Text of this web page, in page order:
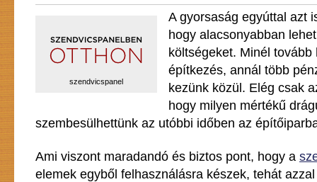
szendvicspanel
A gyorsaság egyúttal azt
hogy alacsonyabban
költségeket. Minél tovább
építkezés, annál több
kezünk közül. Elég csak
hogy milyen mértékű
szembesülhettünk az utóbbi időben az
Ami viszont maradandó és biztos pont, hogy a
elemek egyből felhasználásra készek, tehát